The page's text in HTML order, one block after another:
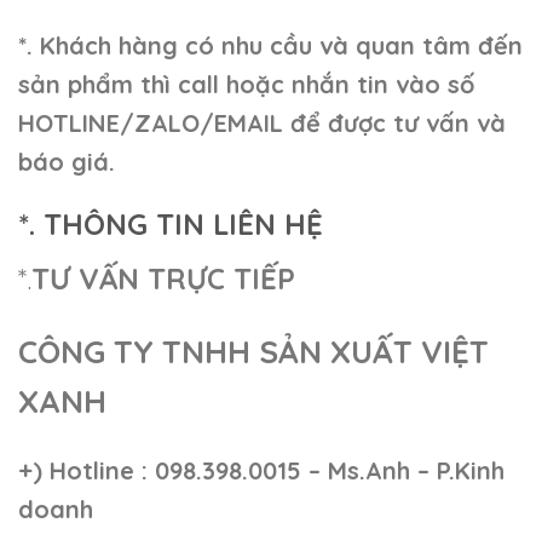
*. Khách hàng có nhu cầu và quan tâm đến
sản phẩm thì call hoặc nhắn tin vào số
HOTLINE/ZALO/EMAIL để được tư vấn và
báo giá.
*. THÔNG TIN LIÊN HỆ
*.TƯ VẤN TRỰC TIẾP
CÔNG TY TNHH SẢN XUẤT VIỆT
XANH
+) Hotline : 098.398.0015 – Ms.Anh – P.Kinh
doanh